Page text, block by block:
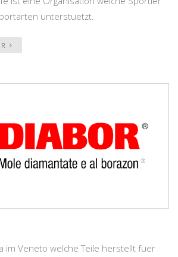
unterstuetzt.
im Veneto welche Teile herstellt fuer